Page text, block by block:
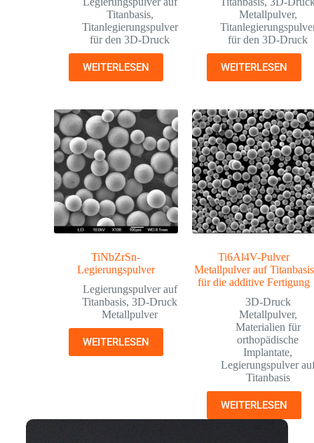
Titanbasis,
Titanlegierungspulver
für den 3D-Druck
WEITERLESEN
Metallpulver,
für den 3D-Druck
WEITERLESEN
TiNbZrSn-
Legierungspulver
Legierungspulver auf
Titanbasis,3D-Druck
Metallpulver
WEITERLESEN
Ti6Al4V-Pulver
Metallpulver auf Titanbasis
für die additive Fertigung
3D-Druck
Metallpulver,
Materialien für
orthopädische
Implantate,
Legierungspulver
Titanbasis
WEITERLESEN